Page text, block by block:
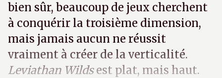
bien sûr, beaucoup de jeux cherchent
à conquérir la troisième dimension,
mais jamais aucun ne réussit
vraiment à créer de la verticalité.
Leviathan Wildsest plat, mais haut.